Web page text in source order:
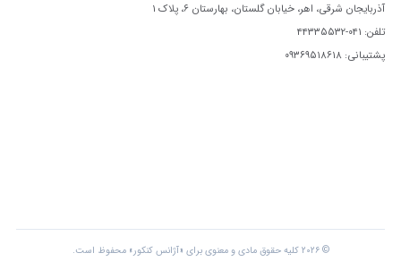
آذربایجان شرقی، اهر، خیابان گلستان، بهارستان ۶، پلاک ۱
تلفن: ۰۴۱-۴۴۳۳۵۵۳۲
پشتیبانی: ۰۹۳۶۹۵۱۸۶۱۸
© ۲۰۲۶ کلیه حقوق مادی و معنوی برای «آژانس کنکور» محفوظ است.